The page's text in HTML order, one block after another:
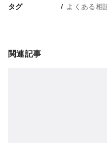
タグ よくある相
関連記事